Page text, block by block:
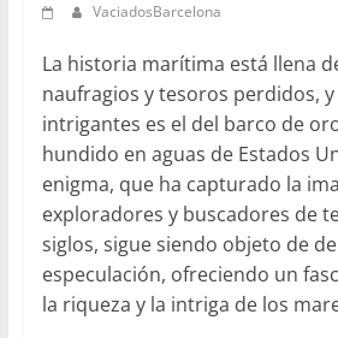
VaciadosBarcelona
La historia marítima está llena
naufragios y tesoros perdidos,
intrigantes es el del barco de
hundido en aguas de Estados
enigma, que ha capturado la
exploradores y buscadores de
siglos, sigue siendo objeto de
especulación, ofreciendo un
la riqueza y la intriga de los